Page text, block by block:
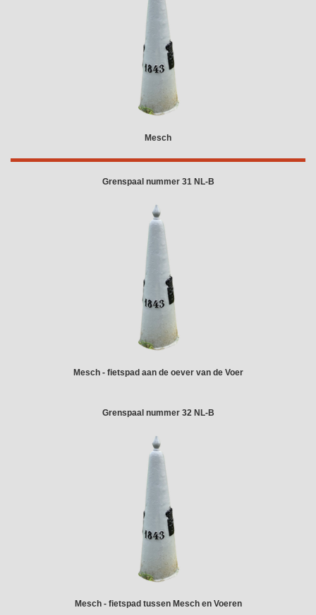
Mesch
Grenspaal nummer 31 NL-B
Mesch - fietspad aan de oever van de Voer
Grenspaal nummer 32 NL-B
Mesch - fietspad tussen Mesch en Voeren